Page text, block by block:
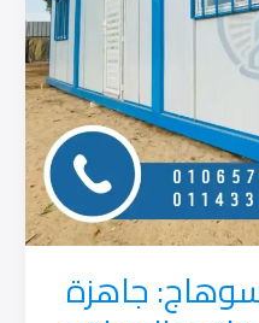
سوهاج: جاهزة